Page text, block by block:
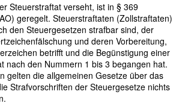
Steuerstraftat verseht, ist in § 369
geregelt. Steuerstraftaten (Zollstraftaten)
den Steuergesetzen strafbar sind, der
und deren Vorbereitung,
betrifft und die Begünstigung einer
nach den Nummern 1 bis 3 begangen hat.
gelten die allgemeinen Gesetze über das
Strafvorschriften der Steuergesetze nichts